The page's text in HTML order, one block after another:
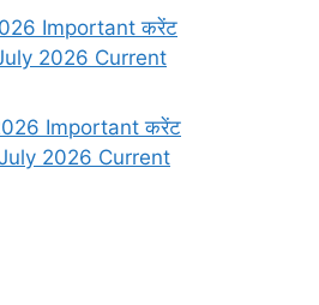
Important करेंट
2026 Current
Important करेंट
2026 Current